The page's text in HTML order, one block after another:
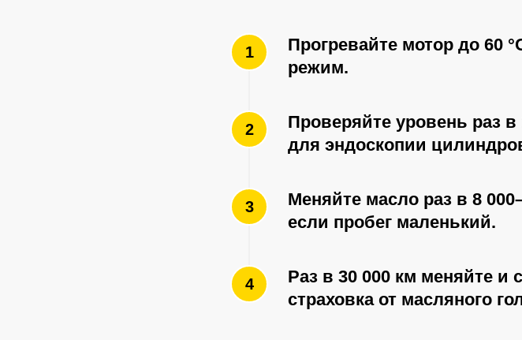
Прогревайте мотор до 60
режим.
Проверяйте уровень раз
для эндоскопии
Меняйте масло раз в 8
если пробег маленький.
Раз в 30 000 км меняйте и
страховка от масляного